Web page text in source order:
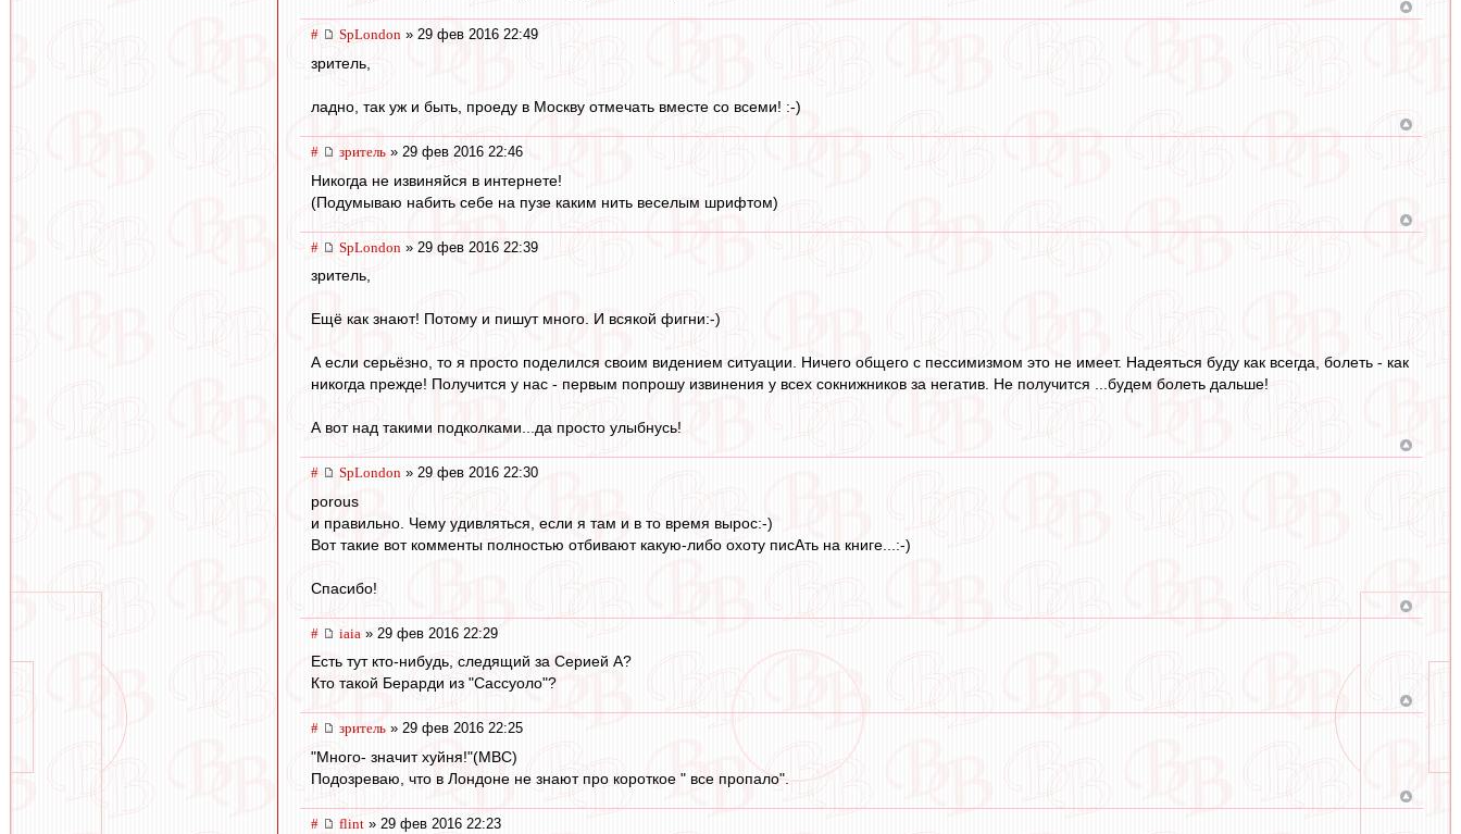
# SpLondon » 29 фев 2016 22:49
зритель,
ладно, так уж и быть, проеду в Москву отмечать вместе со всеми! :-)
# зpитель » 29 фев 2016 22:46
Никогда не извиняйся в интернете!
(Подумываю набить себе на пузе каким нить веселым шрифтом)
# SpLondon » 29 фев 2016 22:39
зритель,
Ещё как знают! Потому и пишут много. И всякой фигни:-)
А если серьёзно, то я просто поделился своим видением ситуации. Ничего общего с пессимизмом это не имеет. Надеяться буду как всегда, болеть - как
никогда прежде! Получится у нас - первым попрошу извинения у всех сокнижников за негатив. Не получится ...будем болеть дальше!
А вот над такими подколками...да просто улыбнусь!
# SpLondon » 29 фев 2016 22:30
porous
и правильно. Чему удивляться, если я там и в то время вырос:-)
Вот такие вот комменты полностью отбивают какую-либо охотy писАть на книге...:-)
Спасибо!
# iaia » 29 фев 2016 22:29
Есть тут кто-нибудь, следящий за Серией А?
Кто такой Берарди из "Сассуоло"?
# зpитель » 29 фев 2016 22:25
"Много- значит хуйня!"(МВС)
Подозреваю, что в Лондоне не знают про короткое " все пропало".
# flint » 29 фев 2016 22:23